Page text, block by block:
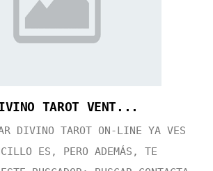
TAROT VENT...
DIVINO TAROT ON-LINE YA VES
ES, PERO ADEMÁS, TE